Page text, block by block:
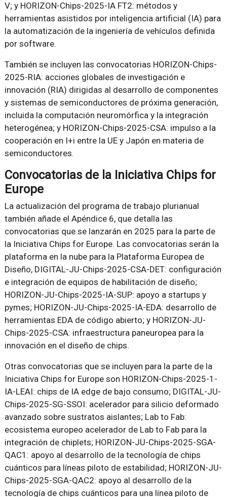
V; y HORIZON-Chips-2025-IA FT2: métodos y
herramientas asistidos por inteligencia artificial (IA) para
la automatización de la ingeniería de vehículos definida
por software.
También se incluyen las convocatorias HORIZON-Chips-
2025-RIA: acciones globales de investigación e
innovación (RIA) dirigidas al desarrollo de componentes
y sistemas de semiconductores de próxima generación,
incluida la computación neuromórfica y la integración
heterogénea; y HORIZON-Chips-2025-CSA: impulso a la
cooperación en I+i entre la UE y Japón en materia de
semiconductores.
Convocatorias de la Iniciativa Chips for
Europe
La actualización del programa de trabajo plurianual
también añade el Apéndice 6, que detalla las
convocatorias que se lanzarán en 2025 para la parte de
la Iniciativa Chips for Europe. Las convocatorias serán la
plataforma en la nube para la Plataforma Europea de
Diseño, DIGITAL-JU-Chips-2025-CSA-DET: configuración
e integración de equipos de habilitación de diseño;
HORIZON-JU-Chips-2025-IA-SUP: apoyo a startups y
pymes; HORIZON-JU-Chips-2025-IA-EDA: desarrollo de
herramientas EDA de código abierto; y HORIZON-JU-
Chips-2025-CSA: infraestructura paneuropea para la
innovación en el diseño de chips.
Otras convocatorias que se incluyen para la parte de la
Iniciativa Chips for Europe son HORIZON-Chips-2025-1-
IA-LEAI: chips de IA edge de bajo consumo; DIGITAL-JU-
Chips-2025-SG-SSOI: acelerador para silicio deformado
avanzado sobre sustratos aislantes; Lab to Fab:
ecosistema europeo acelerador de Lab to Fab para la
integración de chiplets; HORIZON-JU-Chips-2025-SGA-
QAC1: apoyo al desarrollo de la tecnología de chips
cuánticos para líneas piloto de estabilidad; HORIZON-JU-
Chips-2025-SGA-QAC2: apoyo al desarrollo de la
tecnología de chips cuánticos para una línea piloto de